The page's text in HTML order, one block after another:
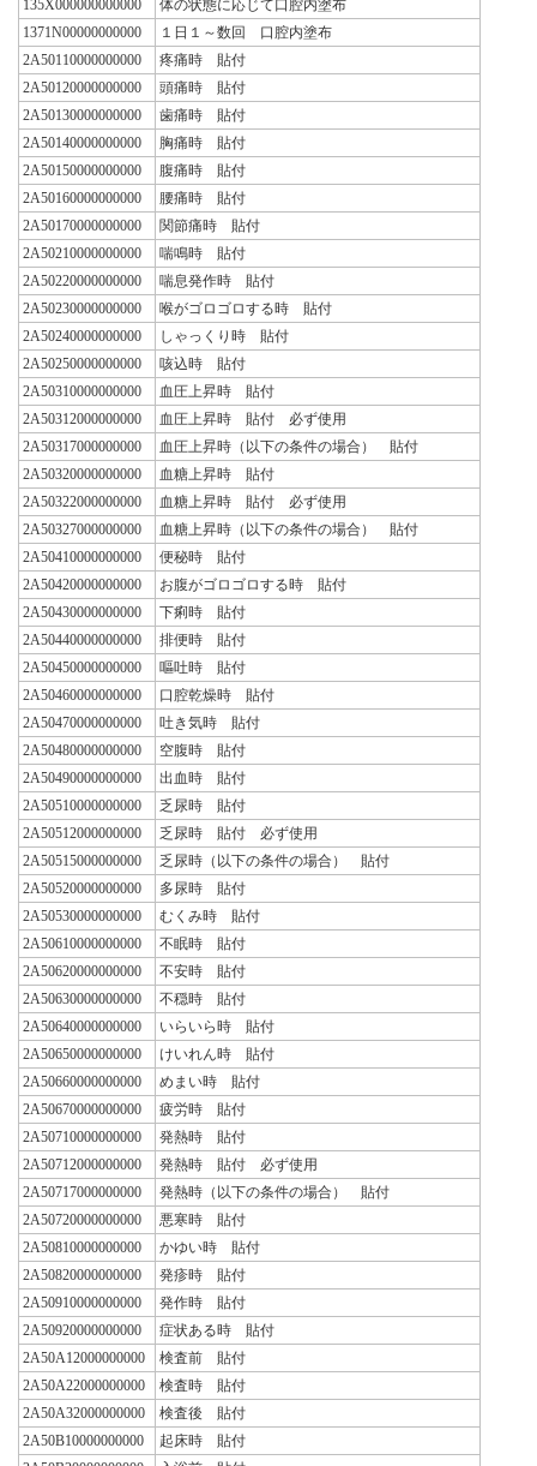
135X000000000000
体の状態に応じて口腔内塗布
1371N00000000000
１日１～数回 口腔内塗布
2A50110000000000
疼痛時 貼付
2A50120000000000
頭痛時 貼付
2A50130000000000
歯痛時 貼付
2A50140000000000
胸痛時 貼付
2A50150000000000
腹痛時 貼付
2A50160000000000
腰痛時 貼付
2A50170000000000
関節痛時 貼付
2A50210000000000
喘鳴時 貼付
2A50220000000000
喘息発作時 貼付
2A50230000000000
喉がゴロゴロする時 貼付
2A50240000000000
しゃっくり時 貼付
2A50250000000000
咳込時 貼付
2A50310000000000
血圧上昇時 貼付
2A50312000000000
血圧上昇時 貼付 必ず使用
2A50317000000000
血圧上昇時（以下の条件の場合） 貼付
2A50320000000000
血糖上昇時 貼付
2A50322000000000
血糖上昇時 貼付 必ず使用
2A50327000000000
血糖上昇時（以下の条件の場合） 貼付
2A50410000000000
便秘時 貼付
2A50420000000000
お腹がゴロゴロする時 貼付
2A50430000000000
下痢時 貼付
2A50440000000000
排便時 貼付
2A50450000000000
嘔吐時 貼付
2A50460000000000
口腔乾燥時 貼付
2A50470000000000
吐き気時 貼付
2A50480000000000
空腹時 貼付
2A50490000000000
出血時 貼付
2A50510000000000
乏尿時 貼付
2A50512000000000
乏尿時 貼付 必ず使用
2A50515000000000
乏尿時（以下の条件の場合） 貼付
2A50520000000000
多尿時 貼付
2A50530000000000
むくみ時 貼付
2A50610000000000
不眠時 貼付
2A50620000000000
不安時 貼付
2A50630000000000
不穏時 貼付
2A50640000000000
いらいら時 貼付
2A50650000000000
けいれん時 貼付
2A50660000000000
めまい時 貼付
2A50670000000000
疲労時 貼付
2A50710000000000
発熱時 貼付
2A50712000000000
発熱時 貼付 必ず使用
2A50717000000000
発熱時（以下の条件の場合） 貼付
2A50720000000000
悪寒時 貼付
2A50810000000000
かゆい時 貼付
2A50820000000000
発疹時 貼付
2A50910000000000
発作時 貼付
2A50920000000000
症状ある時 貼付
2A50A12000000000
検査前 貼付
2A50A22000000000
検査時 貼付
2A50A32000000000
検査後 貼付
2A50B10000000000
起床時 貼付